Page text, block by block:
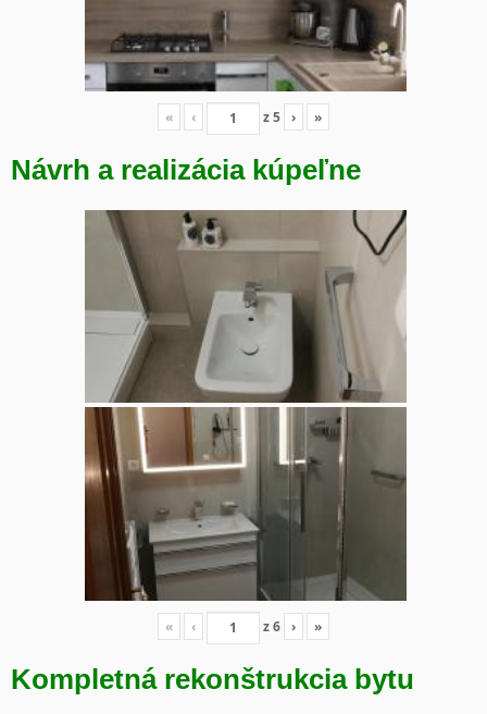
« ‹ z5 › »
Návrh a realizácia kúpeľne
« ‹ z6 › »
Kompletná rekonštrukcia bytu